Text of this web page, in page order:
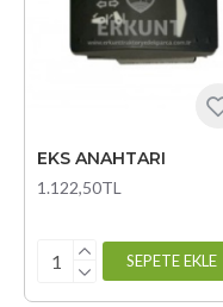
EKS ANAHTARI
1.122,50TL
SEPETE EKLE